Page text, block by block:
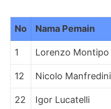
No Nama Pemain
1 Lorenzo Montipo
12 Nicolo Manfredini
22 Igor Lucatelli